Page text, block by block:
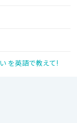
を英語で教えて!